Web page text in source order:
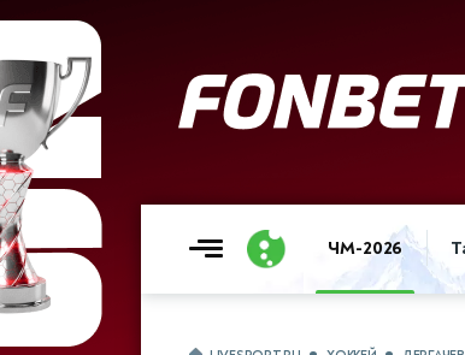
ЧМ-2026